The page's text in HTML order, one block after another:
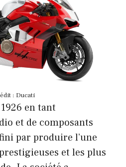
: Ducati
en tant
et de composants
par produire l’une
et les plus